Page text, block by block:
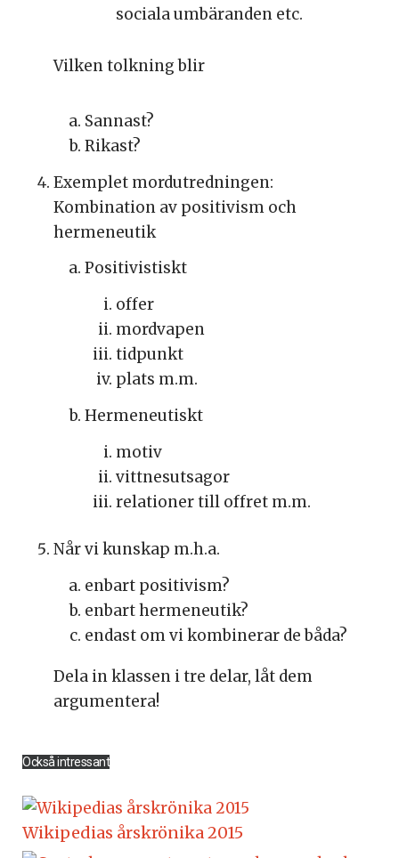
sociala umbäranden etc.
Vilken tolkning blir
Sannast?
Rikast?
Exemplet mordutredningen:
Kombination av positivism och
hermeneutik
Positivistiskt
offer
mordvapen
tidpunkt
plats m.m.
Hermeneutiskt
motiv
vittnesutsagor
relationer till offret m.m.
Når vi kunskap m.h.a.
enbart positivism?
enbart hermeneutik?
endast om vi kombinerar de båda?
Dela in klassen i tre delar, låt dem
argumentera!
Också intressant
Wikipedias årskrönika 2015